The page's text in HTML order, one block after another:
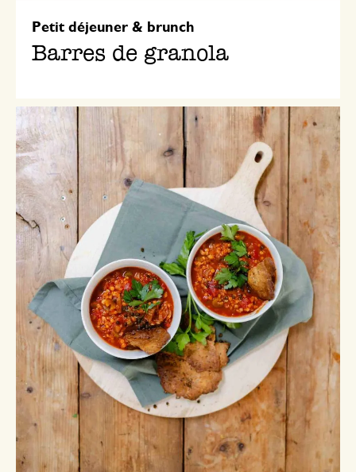
Petit déjeuner & brunch
Barres de granola